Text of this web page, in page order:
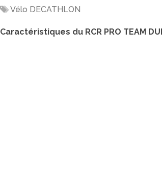
Vélo DECATHLON
Caractéristiques du RCR PRO TEAM